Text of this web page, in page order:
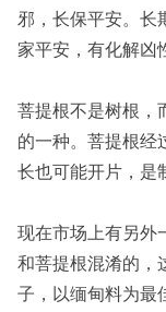
邪，长保平安。长
家平安，有化解凶
菩提根不是树根，
的一种。菩提根经
长也可能开片，是
现在市场上有另外
和菩提根混淆的，
子，以缅甸料为最